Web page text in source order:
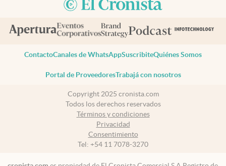
ContactoCanales de WhatsAppSuscribiteQuiénes Somos
Portal de ProveedoresTrabajá con nosotros
Copyright 2025 cronista.com
Todos los derechos reservados
Términos y condiciones
Privacidad
Consentimiento
Tel: +54 11 7078-3270